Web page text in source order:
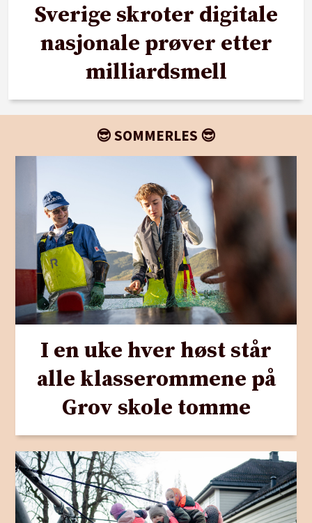
Sverige skroter digitale
nasjonale prøver etter
milliardsmell
😎 SOMMERLES 😎
I en uke hver høst står
alle klasserommene på
Grov skole tomme